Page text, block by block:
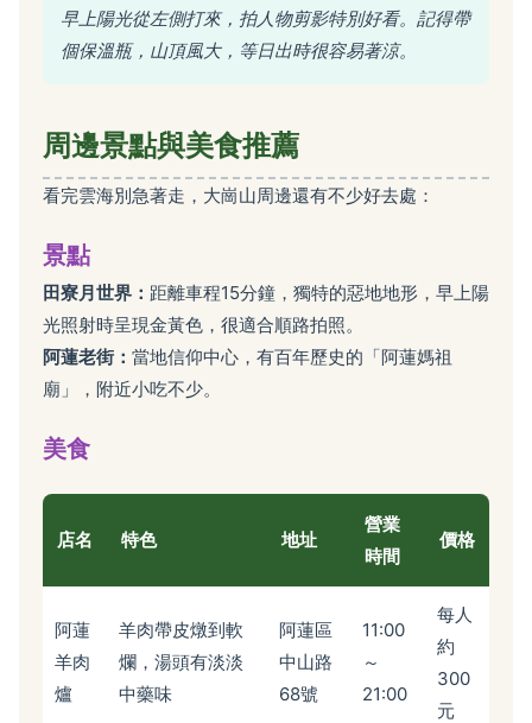
早上陽光從左側打來，拍人物剪影特別好看。記得帶
個保溫瓶，山頂風大，等日出時很容易著涼。
周邊景點與美食推薦
看完雲海別急著走，大崗山周邊還有不少好去處：
景點
田寮月世界： 距離車程15分鐘，獨特的惡地地形，早上陽
光照射時呈現金黃色，很適合順路拍照。
阿蓮老街： 當地信仰中心，有百年歷史的「阿蓮媽祖
廟」，附近小吃不少。
美食
店名 特色 地址
營業
時間
價格
阿蓮
羊肉
爐
羊肉帶皮燉到軟
爛，湯頭有淡淡
中藥味
阿蓮區
中山路
68號
11:00
～
21:00
每人
約
300
元